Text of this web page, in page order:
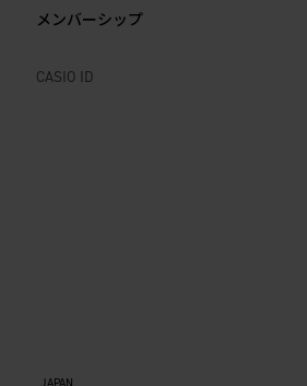
メンバーシップ
CASIO ID